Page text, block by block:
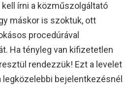
írni a közműszolgáltató
máskor is szoktuk, ott
procedúrával
Ha tényleg van kifizetetlen
rendezzük! Ezt a levelet
legközelebbi bejelentkezésnél